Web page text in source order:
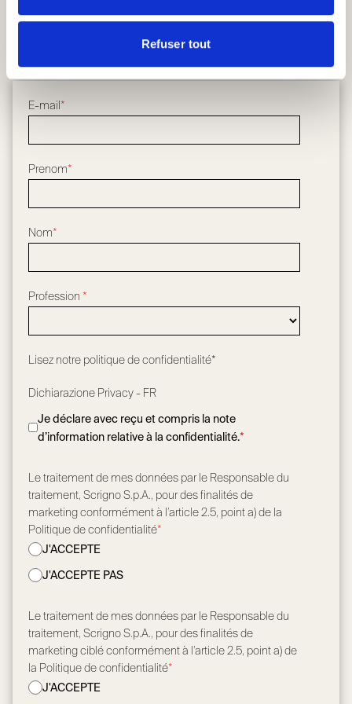
Refuser tout
Architectes et designers
E-mail*
Prenom*
Nom*
Profession *
Lisez notre politique de confidentialité*
Dichiarazione Privacy - FR
Je déclare avec reçu et compris la note
d’information relative à la confidentialité.*
Le traitement de mes données par le Responsable du
traitement, Scrigno S.p.A., pour des finalités de
marketing conformément à l’article 2.5, point a) de la
Politique de confidentialité*
J'ACCEPTE
J'ACCEPTE PAS
Le traitement de mes données par le Responsable du
traitement, Scrigno S.p.A., pour des finalités de
marketing ciblé conformément à l’article 2.5, point a) de
la Politique de confidentialité*
J'ACCEPTE